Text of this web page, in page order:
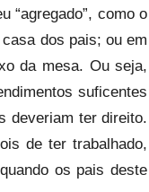
“agregado”, como o
dos pais; ou em
da mesa. Ou seja,
suficentes
deveriam ter direito.
de ter trabalhado,
os pais deste